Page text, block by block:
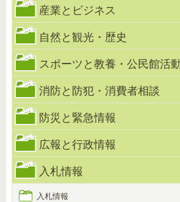
産業とビジネス
自然と観光・歴史
スポーツと教養・公民館活
消防と防犯・消費者相談
防災と緊急情報
広報と行政情報
入札情報
入札情報